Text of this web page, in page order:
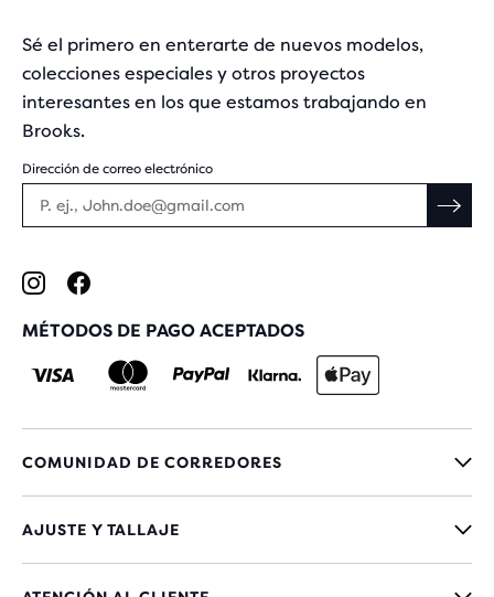
Sé el primero en enterarte de nuevos modelos,
colecciones especiales y otros proyectos
interesantes en los que estamos trabajando en
Brooks.
Dirección de correo electrónico
MÉTODOS DE PAGO ACEPTADOS
COMUNIDAD DE CORREDORES
AJUSTE Y TALLAJE